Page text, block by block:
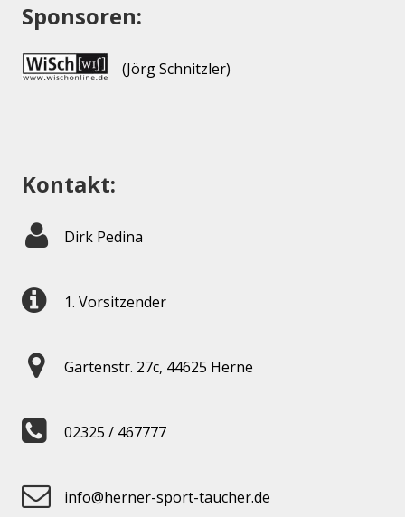
Sponsoren:
(Jörg Schnitzler)
Kontakt:
Dirk Pedina
1. Vorsitzender
Gartenstr. 27c, 44625 Herne
02325 / 467777
info@herner-sport-taucher.de